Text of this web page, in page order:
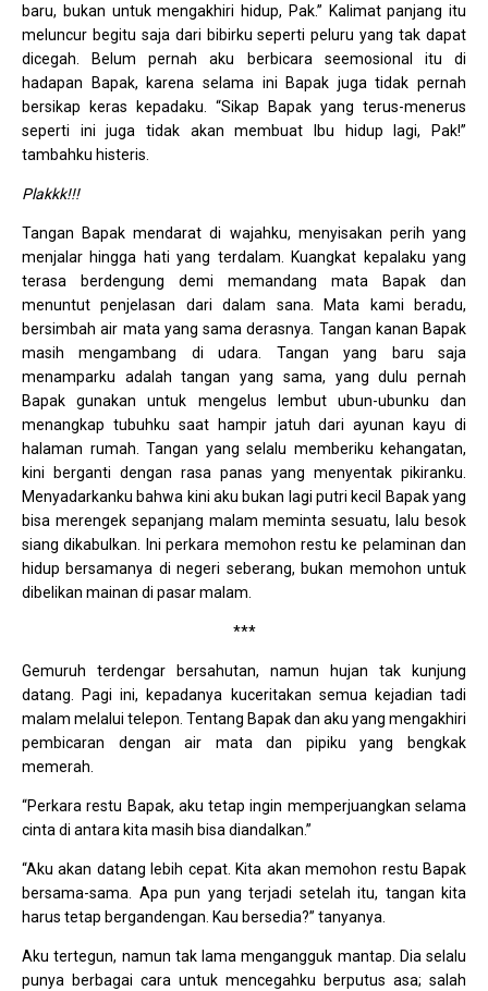
baru, bukan untuk mengakhiri hidup, Pak.” Kalimat panjang itu
meluncur begitu saja dari bibirku seperti peluru yang tak dapat
dicegah. Belum pernah aku berbicara seemosional itu di
hadapan Bapak, karena selama ini Bapak juga tidak pernah
bersikap keras kepadaku. “Sikap Bapak yang terus-menerus
seperti ini juga tidak akan membuat Ibu hidup lagi, Pak!”
tambahku histeris.
Plakkk!!!
Tangan Bapak mendarat di wajahku, menyisakan perih yang
menjalar hingga hati yang terdalam. Kuangkat kepalaku yang
terasa berdengung demi memandang mata Bapak dan
menuntut penjelasan dari dalam sana. Mata kami beradu,
bersimbah air mata yang sama derasnya. Tangan kanan Bapak
masih mengambang di udara. Tangan yang baru saja
menamparku adalah tangan yang sama, yang dulu pernah
Bapak gunakan untuk mengelus lembut ubun-ubunku dan
menangkap tubuhku saat hampir jatuh dari ayunan kayu di
halaman rumah. Tangan yang selalu memberiku kehangatan,
kini berganti dengan rasa panas yang menyentak pikiranku.
Menyadarkanku bahwa kini aku bukan lagi putri kecil Bapak yang
bisa merengek sepanjang malam meminta sesuatu, lalu besok
siang dikabulkan. Ini perkara memohon restu ke pelaminan dan
hidup bersamanya di negeri seberang, bukan memohon untuk
dibelikan mainan di pasar malam.
***
Gemuruh terdengar bersahutan, namun hujan tak kunjung
datang. Pagi ini, kepadanya kuceritakan semua kejadian tadi
malam melalui telepon. Tentang Bapak dan aku yang mengakhiri
pembicaran dengan air mata dan pipiku yang bengkak
memerah.
“Perkara restu Bapak, aku tetap ingin memperjuangkan selama
cinta di antara kita masih bisa diandalkan.”
“Aku akan datang lebih cepat. Kita akan memohon restu Bapak
bersama-sama. Apa pun yang terjadi setelah itu, tangan kita
harus tetap bergandengan. Kau bersedia?” tanyanya.
Aku tertegun, namun tak lama mengangguk mantap. Dia selalu
punya berbagai cara untuk mencegahku berputus asa; salah